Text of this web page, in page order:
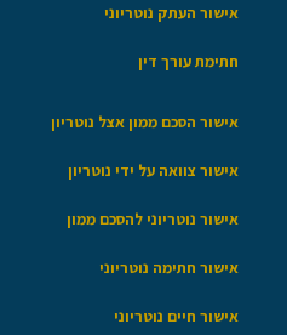
אישור העתק נוטריוני
חתימת עורך דין
אישור הסכם ממון אצל נוטריון
אישור צוואה על ידי נוטריון
אישור נוטריוני להסכם ממון
אישור חתימה נוטריוני
אישור חיים נוטריוני